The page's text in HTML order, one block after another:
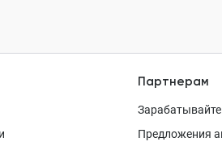
Партнерам
Предложения